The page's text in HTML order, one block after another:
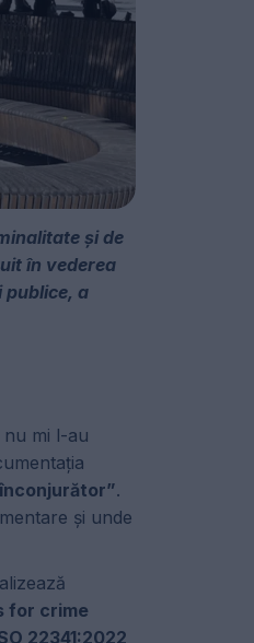
și de
în vederea
a
mi l-au
.
și unde
for crime
22341:2022